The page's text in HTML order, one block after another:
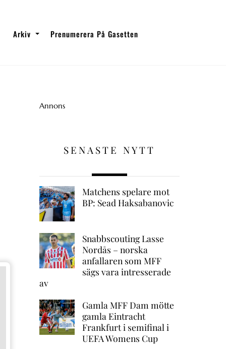
Arkiv Prenumerera På Gasetten
Annons
SENASTE NYTT
Matchens spelare mot
BP: Sead Haksabanovic
Snabbscouting Lasse
Nordås – norska
anfallaren som MFF
sägs vara intresserade
av
Gamla MFF Dam mötte
gamla Eintracht
Frankfurt i semifinal i
UEFA Womens Cup